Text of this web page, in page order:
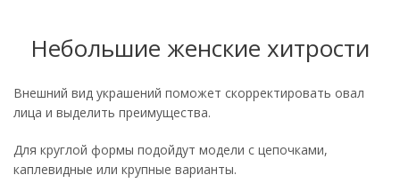
Небольшие женские хитрости
Внешний вид украшений поможет скорректировать овал
лица и выделить преимущества.
Для круглой формы подойдут модели с цепочками,
каплевидные или крупные варианты.